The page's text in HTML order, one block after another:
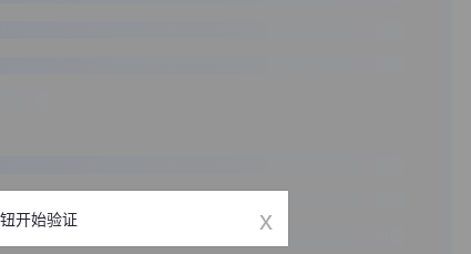
开始验证 x